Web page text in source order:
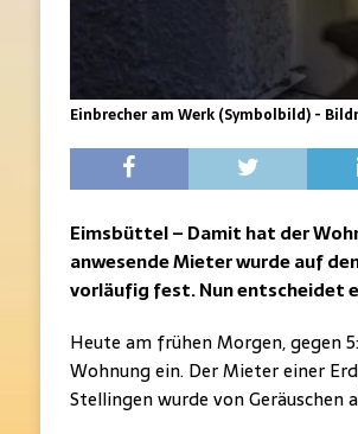
Einbrecher am Werk (Symbolbild) -
Eimsbüttel – Damit hat der
anwesende Mieter wurde auf
vorläufig fest. Nun entscheidet
Heute am frühen Morgen, gegen
Wohnung ein. Der Mieter einer
Stellingen wurde von Geräuschen